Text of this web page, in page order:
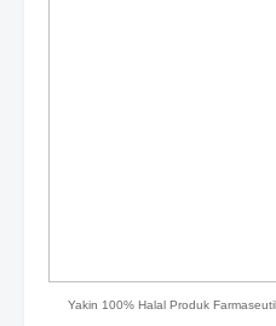
Yakin 100% Halal Produk